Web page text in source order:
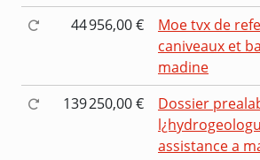
44 956,00 €
Moe tvx de
caniveaux et
madine
139 250,00 €
Dossier
assistance a